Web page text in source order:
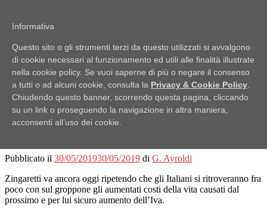
Menu
Home
Lo Scaffale
Notizie
Ufficio Stampa
Pubblicato il 30/05/201930/05/2019 di G. Ayroldi
Zingaretti va ancora oggi ripetendo che gli Italiani si ritroveranno fra
poco con sul groppone gli aumentati costi della vita causati dal
prossimo e per lui sicuro aumento dell’Iva.
Informativa
Questo sito o gli strumenti terzi da questo utilizzati si avvalgono
di cookie necessari al funzionamento ed utili alle finalità illustrate
nella cookie policy. Se vuoi saperne di più o negare il consenso
a tutti o ad alcuni cookie, consulta la Privacy & Cookie Policy
Chiudendo questo banner, scorrendo questa pagina, cliccando
su un link o proseguendo la navigazione in altra maniera,
acconsenti all’uso dei cookie.